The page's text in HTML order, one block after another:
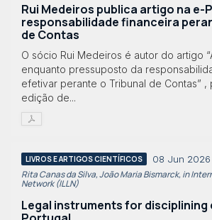
Rui Medeiros publica artigo na e-
responsabilidade financeira
de Contas
O sócio Rui Medeiros é autor do artigo
enquanto pressuposto da
efetivar perante o Tribunal de Contas” ,
edição de...
LIVROS E ARTIGOS CIENTÍFICOS 08 Jun 2026
Rita Canas da Silva, João Maria Bismarck, in
Network (ILLN)
Legal instruments for disciplining